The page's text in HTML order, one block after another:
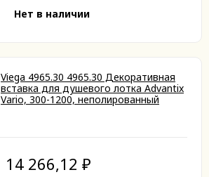
Нет в наличии
Viega 4965.30 4965.30 Декоративная
вставка для душевого лотка Advantix
Vario, 300-1200, неполированный
14 266,12 ₽